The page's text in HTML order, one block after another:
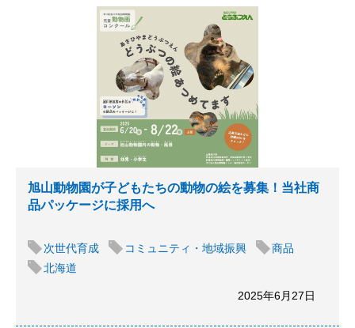
旭山動物園が子どもたちの動物の絵を募集！当社商
品パッケージに採用へ
次世代育成 コミュニティ・地域振興
商品
北海道
2025年6月27日